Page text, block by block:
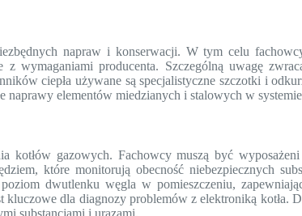
napraw i konserwacji. W tym celu
wymaganiami producenta. Szczególną uwagę
ciepła używane są specjalistyczne szczotki i
elementów miedzianych i stalowych w
kotłów gazowych. Fachowcy muszą być
które monitorują obecność niebezpiecznych
dwutlenku węgla w pomieszczeniu,
dla diagnozy problemów z elektroniką